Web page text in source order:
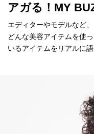
アガる！MY
エディターやモデルなど
どんな美容アイテムを使
いるアイテムをリアルに